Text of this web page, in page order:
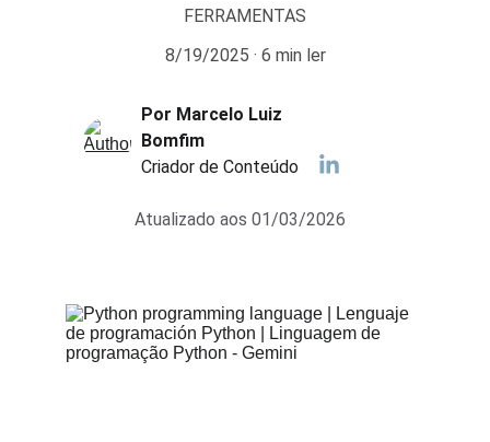
FERRAMENTAS
8/19/2025
6 min ler
Por Marcelo Luiz
Bomfim
Criador de Conteúdo
Atualizado aos 01/03/2026